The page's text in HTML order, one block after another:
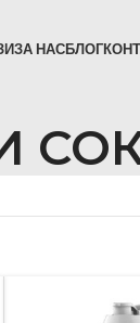
ЗА НАСБЛОГ